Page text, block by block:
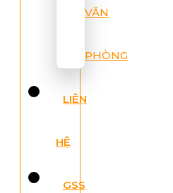
VĂN
PHÒNG
LIÊN
HỆ
GSS